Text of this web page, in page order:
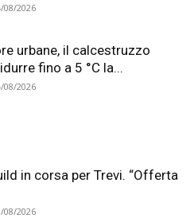
08/2026
urbane, il calcestruzzo
fino a 5 °C la...
08/2026
in corsa per Trevi. “Offerta
08/2026